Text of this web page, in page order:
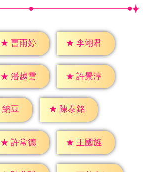
★ 曹雨婷 ★ 李翊君
★ 潘越雲 ★ 許景淳
納豆 ★ 陳泰銘
★ 許常德 ★ 王國旌